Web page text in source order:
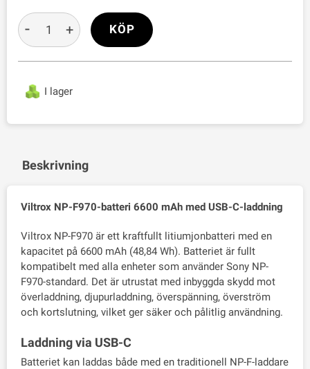
I lager
- + KÖP
Beskrivning
Viltrox NP-F970-batteri 6600 mAh med USB-C-laddning
Viltrox NP-F970 är ett kraftfullt litiumjonbatteri med en
kapacitet på 6600 mAh (48,84 Wh). Batteriet är fullt
kompatibelt med alla enheter som använder Sony NP-
F970-standard. Det är utrustat med inbyggda skydd mot
överladdning, djupurladdning, överspänning, överström
och kortslutning, vilket ger säker och pålitlig användning.
Laddning via USB-C
Batteriet kan laddas både med en traditionell NP-F-laddare